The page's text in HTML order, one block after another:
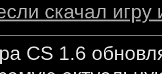
скачал
CS 1.6